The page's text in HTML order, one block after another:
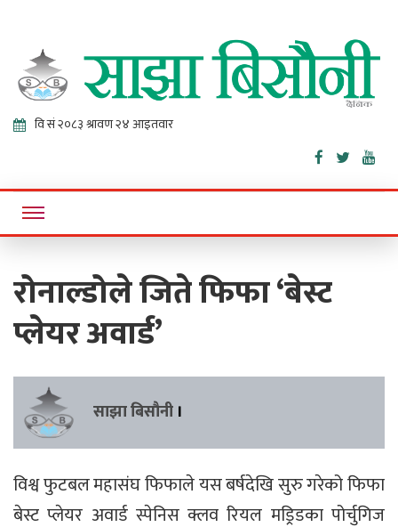
Sajha
Bisaunee
Online News Portal
रोनाल्डोले जिते फिफा ‘बेस्ट
प्लेयर अवार्ड’
साझा बिसौनी ।
विश्व फुटबल महासंघ फिफाले यस बर्षदेखि सुरु गरेको फिफा
बेस्ट प्लेयर अवार्ड स्पेनिस क्लव रियल मड्रिडका पोर्चुगिज